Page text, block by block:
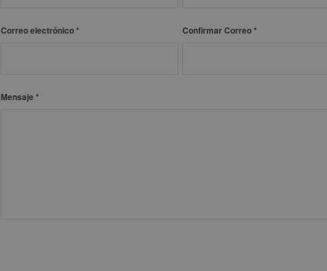
Correo electrónico* Confirmar Correo*
Mensaje *